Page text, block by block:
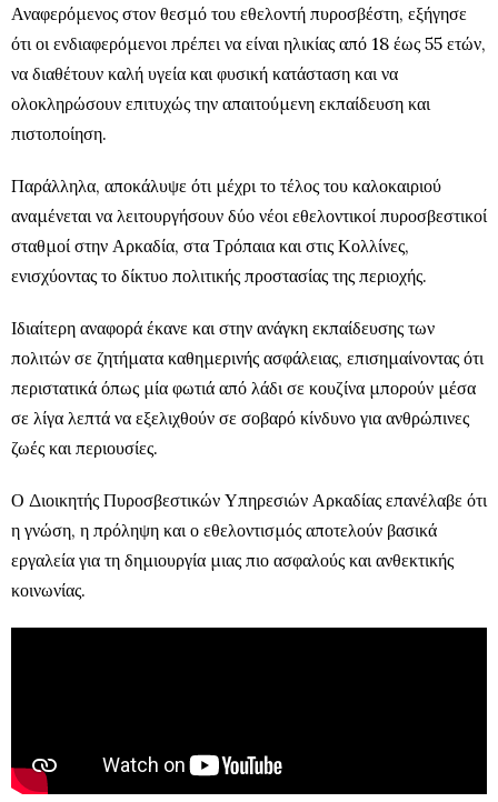
Αναφερόμενος στον θεσμό του εθελοντή πυροσβέστη, εξήγησε
ότι οι ενδιαφερόμενοι πρέπει να είναι ηλικίας από 18 έως 55 ετών,
να διαθέτουν καλή υγεία και φυσική κατάσταση και να
ολοκληρώσουν επιτυχώς την απαιτούμενη εκπαίδευση και
πιστοποίηση.
Παράλληλα, αποκάλυψε ότι μέχρι το τέλος του καλοκαιριού
αναμένεται να λειτουργήσουν δύο νέοι εθελοντικοί πυροσβεστικοί
σταθμοί στην Αρκαδία, στα Τρόπαια και στις Κολλίνες,
ενισχύοντας το δίκτυο πολιτικής προστασίας της περιοχής.
Ιδιαίτερη αναφορά έκανε και στην ανάγκη εκπαίδευσης των
πολιτών σε ζητήματα καθημερινής ασφάλειας, επισημαίνοντας ότι
περιστατικά όπως μία φωτιά από λάδι σε κουζίνα μπορούν μέσα
σε λίγα λεπτά να εξελιχθούν σε σοβαρό κίνδυνο για ανθρώπινες
ζωές και περιουσίες.
Ο Διοικητής Πυροσβεστικών Υπηρεσιών Αρκαδίας επανέλαβε ότι
η γνώση, η πρόληψη και ο εθελοντισμός αποτελούν βασικά
εργαλεία για τη δημιουργία μιας πιο ασφαλούς και ανθεκτικής
κοινωνίας.